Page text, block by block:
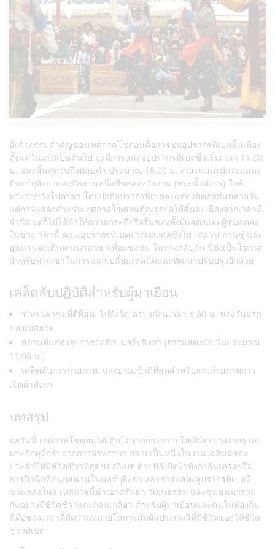
อีกกิจกรรมสำคัญของเทศกาลโชตอนคือการชมอุปรากรทิเบตพื้นเมือง
ตั้งแต่วันแรกเป็นต้นไป จะมีการแสดงอุปรากรทิเบตซึ่งเริ่มเวลา 11.00
น. และสิ้นสุดจนถึงพลบค่ำ ประมาณ 18.00 น. คณะแสดงมักจะแสดง
ที่นอร์บุลิงกาและอีกสวนหนึ่งชื่อหลงหวังถาน (สระน้ำมังกร) ใกล้
พระราชวังโปตาลา โดยปกติอุปรากรทิเบตจะแสดงติดต่อกันหลายวัน
แต่การแสดงสำหรับเทศกาลโชตอนต้องถูกย่อให้สั้นลงเนื่องจากเวลาที่
จำกัด แต่ก็ไม่ได้ทำให้ความกระตือรือร้นของทั้งผู้แสดงและผู้ชมลดลง
ในช่วงเวลานี้ คณะอุปรากรทิเบตจากมณฑลชิงไห่ เสฉวน กานซู่ และ
ยูนนานจะเดินทางมาลาซาเพื่อแข่งขัน ในทางกลับกัน นี่ยังเป็นโอกาส
สำหรับพวกเขาในการแลกเปลี่ยนเทคนิคและพัฒนาปรับปรุงอีกด้วย
เคล็ดลับปฏิบัติสำหรับผู้มาเยือน
ช่วงเวลาชมที่ดีที่สุด: ไปถึงวัดเดรปุงก่อนเวลา 6:30 น. ของวันแรก
ของเทศกาล
สถานที่แสดงอุปรากรหลัก: นอร์บุลิงกา (การแสดงมักเริ่มประมาณ
11:00 น.)
เคล็ดลับการถ่ายภาพ: แสงยามเช้าดีที่สุดสำหรับการถ่ายภาพการ
เปิดผ้าทังกา
บทสรุป
ทุกวันนี้ เทศกาลโชตอนได้เติบโตจากการถวายโยเกิร์ตอย่างง่ายๆ แก่
พระภิกษุที่กลับจากการจำพรรษา กลายเป็นหนึ่งในงานเฉลิมฉลอง
ประจำปีที่มีชีวิตชีวาที่สุดของทิเบต ด้วยพิธีเปิดผ้าทังกาอันเคร่งขรึม
การปิกนิกที่สนุกสนานในนอร์บุลิงกา และการแสดงอุปรากรทิเบตที่
ชวนหลงใหล เทศกาลนี้นำเอาศรัทธา วัฒนธรรม และชุมชนมารวม
กันอย่างมีชีวิตชีวาและกลมเกลียว สำหรับผู้มาเยือนและคนในท้องถิ่น
นี่คือช่วงเวลาที่มีความหมายในการสัมผัสประเพณีที่มีชีวิตของวิถีชีวิต
ชาวทิเบต